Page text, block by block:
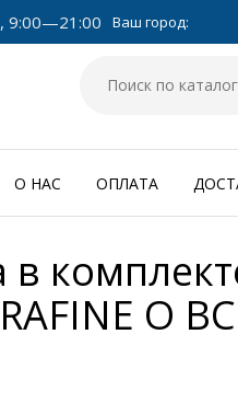
9:00—21:00 Ваш город:
О НАС ОПЛАТА
в
O